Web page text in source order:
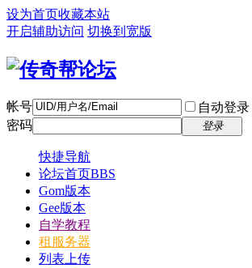
设为首页收藏本站
开启辅助访问 切换到宽版
帐号 自动登录
密码
登录
快捷导航
论坛首页BBS
Gom版本
Gee版本
自学教程
租服务器
列表上传